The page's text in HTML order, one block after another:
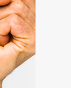
ניתן
של טקסטים
מהירים בתפריט